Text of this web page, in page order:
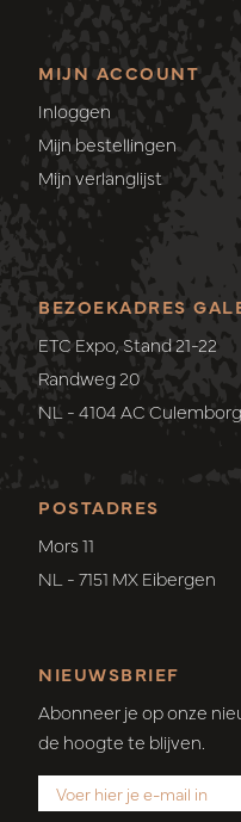
MIJN ACCOUNT
Inloggen
Mijn bestellingen
Mijn verlanglijst
POSTADRES
Mors 11
NL - 7151 MX Eibergen
BEZOEKADRES
ETC Expo, Stand 21-22
Randweg 20
NL - 4104 AC Culemborg
NIEUWSBRIEF
Abonneer je op onze
de hoogte te blijven.